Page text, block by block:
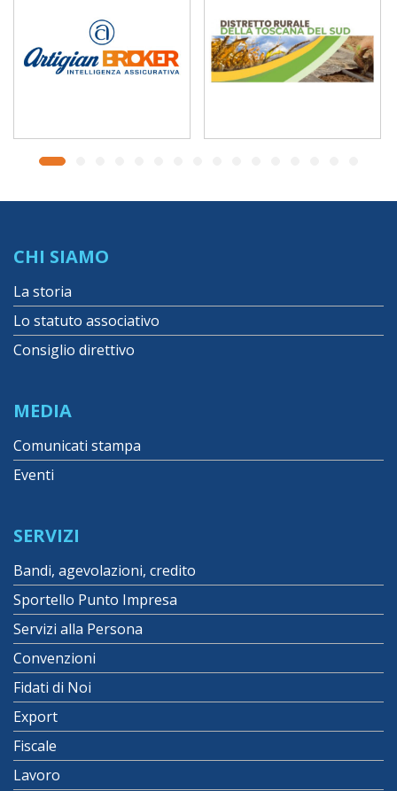
CHI SIAMO
La storia
Lo statuto associativo
Consiglio direttivo
MEDIA
Comunicati stampa
Eventi
SERVIZI
Bandi, agevolazioni, credito
Sportello Punto Impresa
Servizi alla Persona
Convenzioni
Fidati di Noi
Export
Fiscale
Lavoro